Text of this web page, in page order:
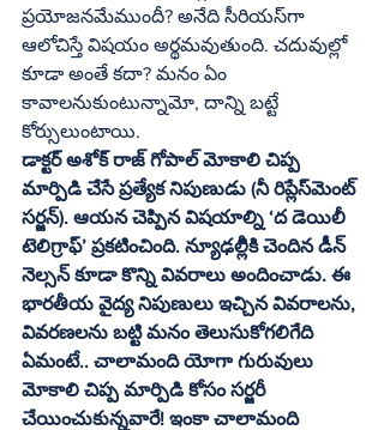
ప్రయోజనమేముందీ? అనేది సీరియస్‌గా
ఆలోచిస్తే విషయం అర్థమవుతుంది. చదువుల్లో
కూడా అంతే కదా? మనం ఏం
కావాలనుకుంటున్నామో, దాన్ని బట్టే
కోర్సులుంటాయి.
డాక్టర్‌ అశోక్‌ రాజ్‌ గోపాల్‌ మోకాలి చిప్ప
మార్పిడి చేసే ప్రత్యేక నిపుణుడు (నీ రిప్లేస్‌మెంట్‌
సర్జన్‌). ఆయన చెప్పిన విషయాల్ని ‘ద డెయిలీ
టెలిగ్రాఫ్‌’ ప్రకటించింది. న్యూఢల్లీికి చెందిన డీన్‌
నెల్సన్‌ కూడా కొన్ని వివరాలు అందించాడు. ఈ
భారతీయ వైద్య నిపుణులు ఇచ్చిన వివరాలను,
వివరణలను బట్టి మనం తెలుసుకోగలిగేది
ఏమంటే.. చాలామంది యోగా గురువులు
మోకాలి చిప్ప మార్పిడి కోసం సర్జరీ
చేయించుకున్నవారే! ఇంకా చాలామంది